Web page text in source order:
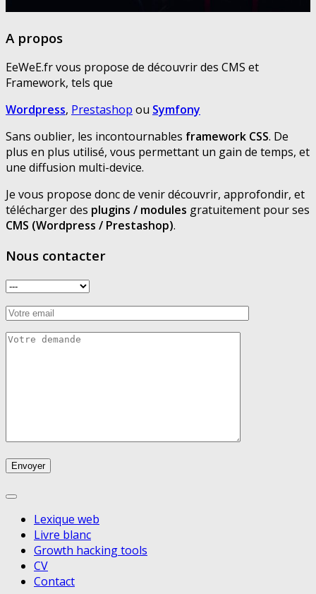
A propos
EeWeE.fr vous propose de découvrir des CMS et
Framework, tels que
Wordpress, Prestashop ou Symfony
Sans oublier, les incontournables framework CSS. De
plus en plus utilisé, vous permettant un gain de temps, et
une diffusion multi-device.
Je vous propose donc de venir découvrir, approfondir, et
télécharger des plugins / modules gratuitement pour ses
CMS (Wordpress / Prestashop).
Nous contacter
Lexique web
Livre blanc
Growth hacking tools
CV
Contact